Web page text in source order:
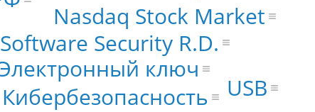
Security R.D.
Nasdaq Stock Market
ключ
Кибербезопасность USB